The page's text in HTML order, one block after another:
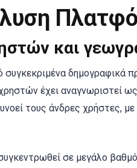
και
δημογραφικά
έχει αναγνωριστεί
τους άνδρες χρήστες,
σε μεγάλο